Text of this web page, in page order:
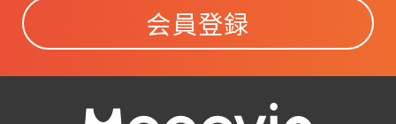
会員登録